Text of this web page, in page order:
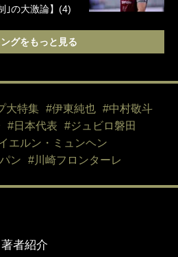
｣の大激論】(4)
グをもっと見る
大特集 #伊東純也
#中村敬斗
#日本代表
#ジュビロ磐田
エルン・ミュンヘン
ン
#川崎フロンターレ
著者紹介